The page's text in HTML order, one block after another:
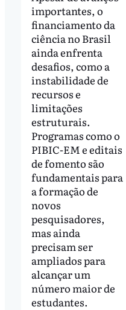
importantes, o
financiamento da
ciência no Brasil
ainda enfrenta
desafios, como a
instabilidade de
recursos e
limitações
estruturais.
Programas como o
PIBIC-EM e editais
de fomento são
fundamentais para
a formação de
novos
pesquisadores,
mas ainda
precisam ser
ampliados para
alcançar um
número maior de
estudantes.